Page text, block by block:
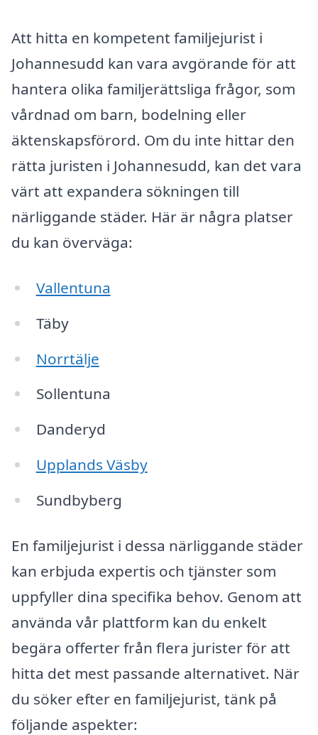
Att hitta en kompetent familjejurist i
Johannesudd kan vara avgörande för att
hantera olika familjerättsliga frågor, som
vårdnad om barn, bodelning eller
äktenskapsförord. Om du inte hittar den
rätta juristen i Johannesudd, kan det vara
värt att expandera sökningen till
närliggande städer. Här är några platser
du kan överväga:
Vallentuna
Täby
Norrtälje
Sollentuna
Danderyd
Upplands Väsby
Sundbyberg
En familjejurist i dessa närliggande städer
kan erbjuda expertis och tjänster som
uppfyller dina specifika behov. Genom att
använda vår plattform kan du enkelt
begära offerter från flera jurister för att
hitta det mest passande alternativet. När
du söker efter en familjejurist, tänk på
följande aspekter: